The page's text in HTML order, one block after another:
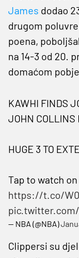
James dodao
drugom
poena,
na 14-3 od 20.
domaćom
KAWHI FINDS
JOHN COLLINS
HUGE 3 TO
Tap to watch
https://t.co/
— NBA (@NBA)
Clippersi su